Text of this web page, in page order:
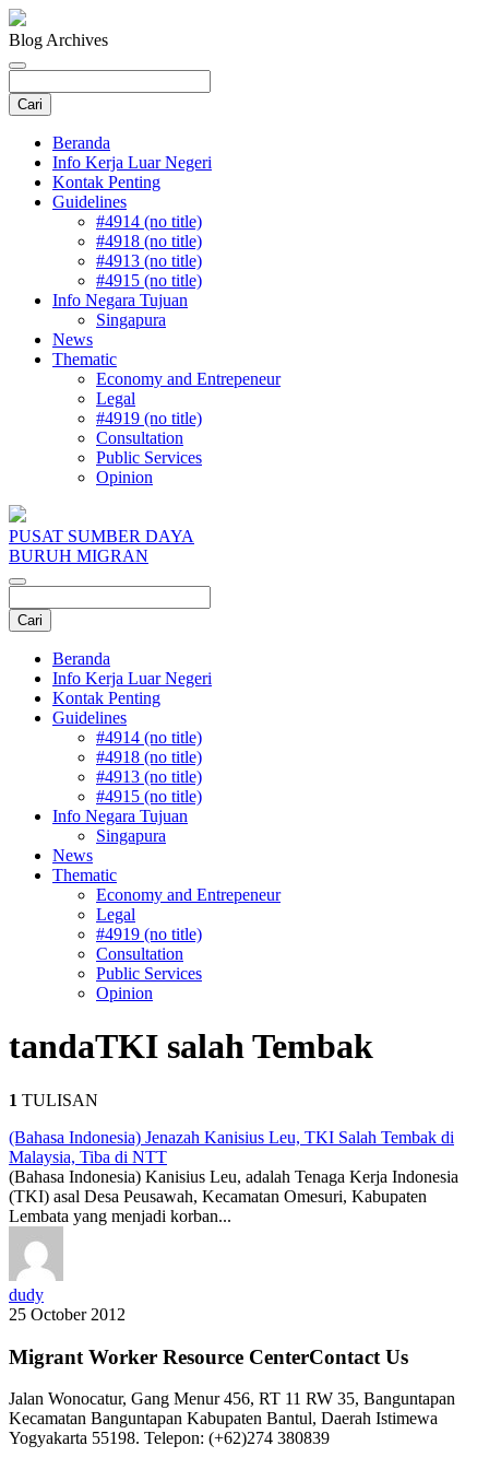
Blog Archives
Beranda
Info Kerja Luar Negeri
Kontak Penting
Guidelines
#4914 (no title)
#4918 (no title)
#4913 (no title)
#4915 (no title)
Info Negara Tujuan
Singapura
News
Thematic
Economy and Entrepeneur
Legal
#4919 (no title)
Consultation
Public Services
Opinion
PUSAT SUMBER DAYA
BURUH MIGRAN
Beranda
Info Kerja Luar Negeri
Kontak Penting
Guidelines
#4914 (no title)
#4918 (no title)
#4913 (no title)
#4915 (no title)
Info Negara Tujuan
Singapura
News
Thematic
Economy and Entrepeneur
Legal
#4919 (no title)
Consultation
Public Services
Opinion
tandaTKI salah Tembak
1 TULISAN
(Bahasa Indonesia) Jenazah Kanisius Leu, TKI Salah Tembak di
Malaysia, Tiba di NTT
(Bahasa Indonesia) Kanisius Leu, adalah Tenaga Kerja Indonesia
(TKI) asal Desa Peusawah, Kecamatan Omesuri, Kabupaten
Lembata yang menjadi korban...
dudy
25 October 2012
Migrant Worker Resource CenterContact Us
Jalan Wonocatur, Gang Menur 456, RT 11 RW 35, Banguntapan
Kecamatan Banguntapan Kabupaten Bantul, Daerah Istimewa
Yogyakarta 55198. Telepon: (+62)274 380839